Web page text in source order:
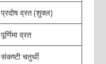
प्रदोष व्रत (शुक्ल)
पूर्णिमा व्रत
संकष्टी चतुर्थी